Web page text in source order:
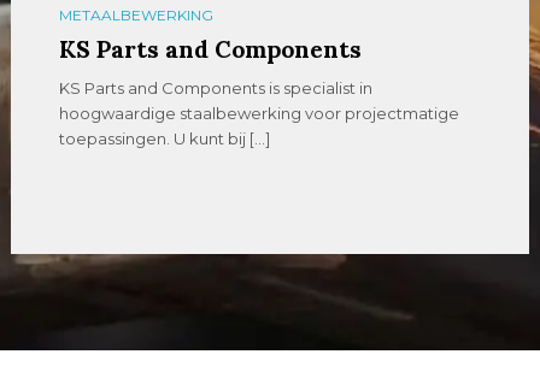
METAALBEWERKING
KS Parts and Components
KS Parts and Components is specialist in
hoogwaardige staalbewerking voor projectmatige
toepassingen. U kunt bij […]